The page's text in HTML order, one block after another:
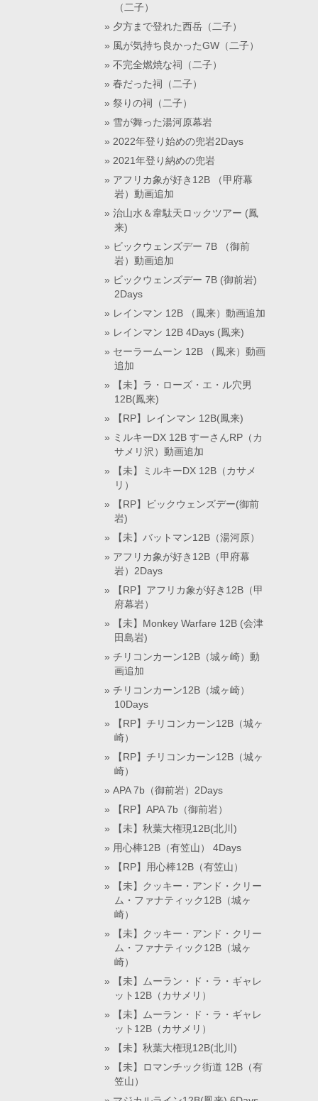
（二子）
夕方まで登れた西岳（二子）
風が気持ち良かったGW（二子）
不完全燃焼な祠（二子）
春だった祠（二子）
祭りの祠（二子）
雪が舞った湯河原幕岩
2022年登り始めの兜岩2Days
2021年登り納めの兜岩
アフリカ象が好き12B （甲府幕
岩）動画追加
治山水＆韋駄天ロックツアー (鳳
来)
ビックウェンズデー 7B （御前
岩）動画追加
ビックウェンズデー 7B (御前岩)
2Days
レインマン 12B （鳳来）動画追加
レインマン 12B 4Days (鳳来)
セーラームーン 12B （鳳来）動画
追加
【未】ラ・ローズ・エ・ル穴男
12B(鳳来)
【RP】レインマン 12B(鳳来)
ミルキーDX 12B すーさんRP（カ
サメリ沢）動画追加
【未】ミルキーDX 12B（カサメ
リ）
【RP】ビックウェンズデー(御前
岩)
【未】バットマン12B（湯河原）
アフリカ象が好き12B（甲府幕
岩）2Days
【RP】アフリカ象が好き12B（甲
府幕岩）
【未】Monkey Warfare 12B (会津
田島岩)
チリコンカーン12B（城ヶ崎）動
画追加
チリコンカーン12B（城ヶ崎）
10Days
【RP】チリコンカーン12B（城ヶ
崎）
【RP】チリコンカーン12B（城ヶ
崎）
APA 7b（御前岩）2Days
【RP】APA 7b（御前岩）
【未】秋葉大権現12B(北川)
用心棒12B（有笠山） 4Days
【RP】用心棒12B（有笠山）
【未】クッキー・アンド・クリー
ム・ファナティック12B（城ヶ
崎）
【未】クッキー・アンド・クリー
ム・ファナティック12B（城ヶ
崎）
【未】ムーラン・ド・ラ・ギャレ
ット12B（カサメリ）
【未】ムーラン・ド・ラ・ギャレ
ット12B（カサメリ）
【未】秋葉大権現12B(北川)
【未】ロマンチック街道 12B（有
笠山）